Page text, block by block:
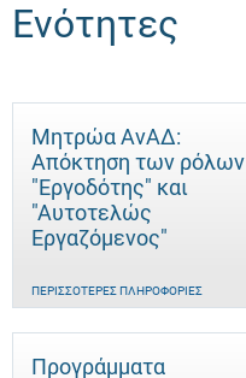
Ενότητες
Μητρώα ΑνΑΔ:
Απόκτηση των ρόλων
"Εργοδότης" και
"Αυτοτελώς
Eργαζόμενος"
ΠΕΡΙΣΣΌΤΕΡΕΣ ΠΛΗΡΟΦΟΡΊΕΣ
Προγράμματα